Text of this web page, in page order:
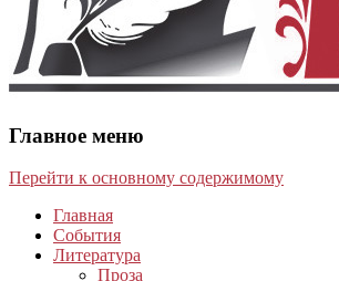
Главное меню
Перейти к основному содержимому
Главная
События
Литература
Проза